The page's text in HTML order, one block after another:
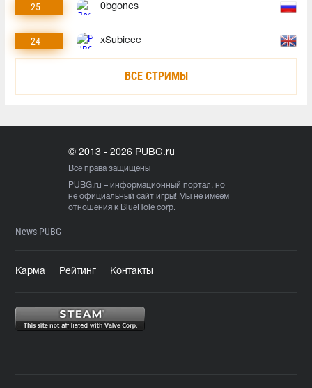
25 0bgoncs
24 xSubieee
ВСЕ СТРИМЫ
© 2013 - 2026 PUBG.ru
Все права защищены
PUBG.ru – информационный портал, но
не официальный сайт игры! Мы не имеем
отношения к BlueHole corp.
News PUBG
Карма Рейтинг Контакты